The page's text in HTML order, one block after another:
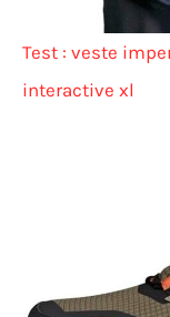
Test : veste
interactive xl